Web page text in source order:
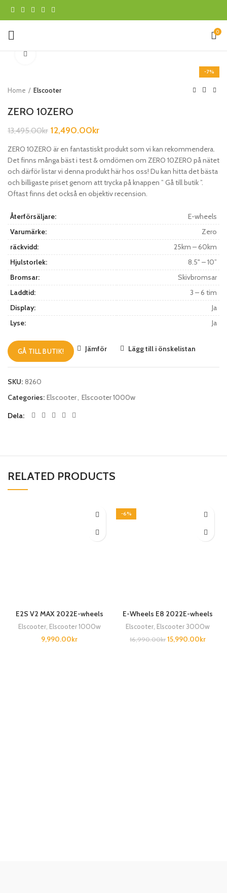
0
-7%
Home Elscooter
ZERO 10ZERO
13,495.00kr 12,490.00kr
ZERO 10ZERO är en fantastiskt produkt som vi kan rekommendera.
Det finns många bäst i test & omdömen om ZERO 10ZERO på nätet
och därför listar vi denna produkt här hos oss! Du kan hitta det bästa
och billigaste priset genom att trycka på knappen ” Gå till butik ”.
Oftast finns det också en objektiv recension.
Återförsäljare:
E-wheels
Varumärke:
Zero
räckvidd:
25km – 60km
Hjulstorlek:
8.5" – 10”
Bromsar:
Skivbromsar
Laddtid:
3 – 6 tim
Display:
Ja
Lyse:
Ja
GÅ TILL BUTIK! Jämför Lägg till i önskelistan
SKU: 8260
Categories: Elscooter, Elscooter 1000w
Dela
RELATED PRODUCTS
E2S V2 MAX 2022E-wheels
Elscooter, Elscooter 1000w
9,990.00kr
-6%
E-Wheels E8 2022E-wheels
Elscooter Elscooter 3000w
16,990.00kr 15,990.00kr